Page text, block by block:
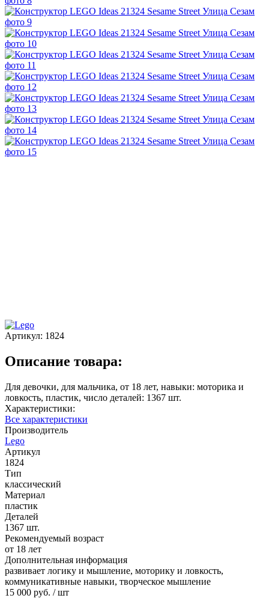
Артикул: 1824
Описание товара:
Для девочки, для мальчика, от 18 лет, навыки: моторика и
ловкость, пластик, число деталей: 1367 шт.
Характеристики:
Все характеристики
Производитель
Lego
Артикул
1824
Тип
классический
Материал
пластик
Деталей
1367 шт.
Рекомендуемый возраст
от 18 лет
Дополнительная информация
развивает логику и мышление, моторику и ловкость,
коммуникативные навыки, творческое мышление
15 000 руб. / шт